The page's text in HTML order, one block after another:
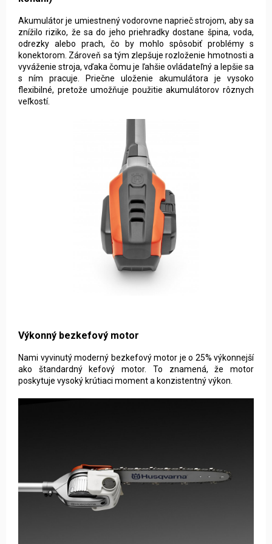
Akumulátor je umiestnený vodorovne naprieč strojom, aby sa
znížilo riziko, že sa do jeho priehradky dostane špina, voda,
odrezky alebo prach, čo by mohlo spôsobiť problémy s
konektorom. Zároveň sa tým zlepšuje rozloženie hmotnosti a
vyváženie stroja, vďaka čomu je ľahšie ovládateľný a lepšie sa
s ním pracuje. Priečne uloženie akumulátora je vysoko
flexibilné, pretože umožňuje použitie akumulátorov rôznych
veľkostí.
Výkonný bezkefový motor
Nami vyvinutý moderný bezkefový motor je o 25% výkonnejší
ako štandardný kefový motor. To znamená, že motor
poskytuje vysoký krútiaci moment a konzistentný výkon.